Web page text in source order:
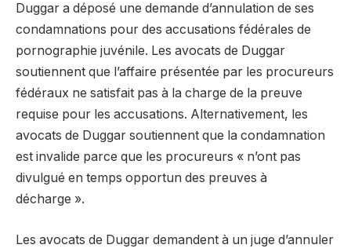
Duggar a déposé une demande d’annulation de ses
condamnations pour des accusations fédérales de
pornographie juvénile. Les avocats de Duggar
soutiennent que l’affaire présentée par les procureurs
fédéraux ne satisfait pas à la charge de la preuve
requise pour les accusations. Alternativement, les
avocats de Duggar soutiennent que la condamnation
est invalide parce que les procureurs « n’ont pas
divulgué en temps opportun des preuves à
décharge ».
Les avocats de Duggar demandent à un juge d’annuler